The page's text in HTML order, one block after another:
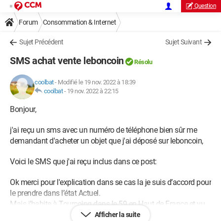
Question
Forum Consommation & Internet
Sujet Précédent Sujet Suivant
SMS achat vente leboncoin Résolu
coolbat- Modifié le 19 nov. 2022 à 18:39
coolbat- 19 nov. 2022 à 22:15
Bonjour,
j'ai reçu un sms avec un numéro de téléphone bien sûr me
demandant d'acheter un objet que j'ai déposé sur leboncoin,
Voici le SMS que j'ai reçu inclus dans ce post:
Ok merci pour l'explication dans se cas la je suis d’accord pour
le prendre dans l’état Actuel.
Mais j’habite à Tourcoing dans le 59 en Haut de France et vu
la distance je vous propose de vous faire un paiement Paylib
Afficher la suite